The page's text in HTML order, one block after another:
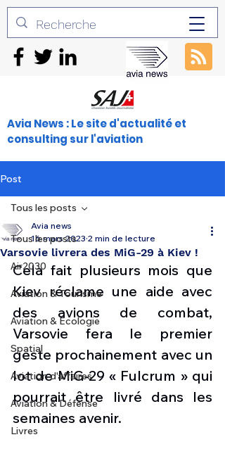
Avia News : Le site d'actualité et
consulting sur l'aviation
Post
Tous les posts
Air2030
Aviation & Tourisme
Aviation & Ecologie
Spatial
Aviation d'affaires
Aviation & Défense
Livres
Tous les posts
Varsovie livrera des MiG-29 à Kiev !
Avia news
16 mars 2023 2 min de lecture
Cela fait plusieurs mois que
Kiev réclame une aide avec
des avions de combat,
Varsovie fera le premier
geste prochainement avec un
lot de MiG-29 « Fulcrum » qui
pourrait être livré dans les
semaines avenir.